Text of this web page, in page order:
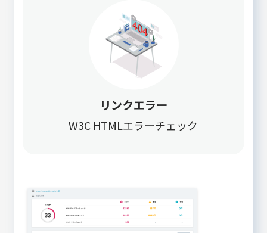
リンクエラー
W3C HTMLエラーチェック